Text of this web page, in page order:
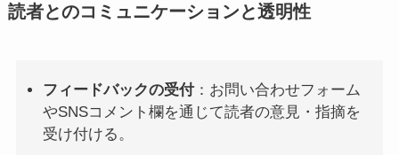
読者とのコミュニケーションと透明性
フィードバックの受付：お問い合わせフォーム
やSNSコメント欄を通じて読者の意見・指摘を
受け付ける。